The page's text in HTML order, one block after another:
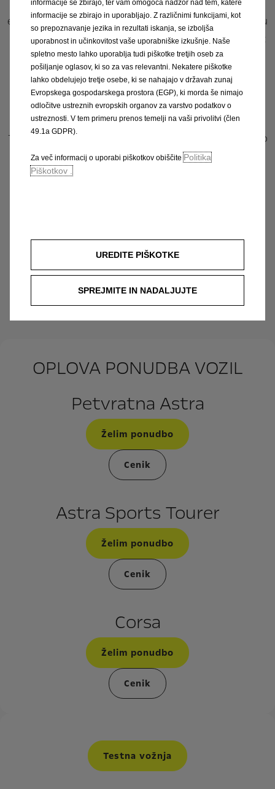
Pomoč na cesti Opel Asistenca, ki v več kot 40
evropskih državah ponuja 24-urno pomoč pri reševanju
avtomobila, vleko, najem avtomobila in druge storitve:
Brezplačna telefonska številka Opel Asistence, ki jo
lahko pokličete znotraj države za pomoč na cesti:
080 88 80
Telefonska številka Opel Asistence z običajno plačniško
tarifo, ki jo lahko pokličete iz tujine za pomoč na cesti:
Stik s trgovcem
OPLOVA PONUDBA VOZIL
Petvratna Astra
Želim ponudbo
Cenik
Astra Sports Tourer
Želim ponudbo
Cenik
Corsa
Želim ponudbo
Cenik
Testna vožnja
informacije se zbirajo, ter vam omogoča nadzor nad tem, katere
informacije se zbirajo in uporabljajo. Z različnimi funkcijami, kot
so prepoznavanje jezika in rezultati iskanja, se izboljša
uporabnost in učinkovitost vaše uporabniške izkušnje. Naše
spletno mesto lahko uporablja tudi piškotke tretjih oseb za
pošiljanje oglasov, ki so za vas relevantni. Nekatere piškotke
lahko obdelujejo tretje osebe, ki se nahajajo v državah zunaj
Evropskega gospodarskega prostora (EGP), ki morda še nimajo
odločitve ustreznih evropskih organov za varstvo podatkov o
ustreznosti. V tem primeru prenos temelji na vaši privolitvi (člen
49.1a GDPR).
Za več informacij o uporabi piškotkov obiščitePolitika
Piškotkov .
UREDITE PIŠKOTKE
SPREJMITE IN NADALJUJTE